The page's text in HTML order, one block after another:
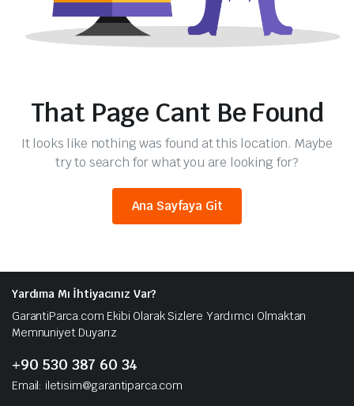
That Page Cant Be Found
It looks like nothing was found at this location. Maybe
try to search for what you are looking for?
Ana Sayfaya Git
Yardıma Mı İhtiyacınız Var?
GarantiParca.com Ekibi Olarak Sizlere Yardımcı Olmaktan
Memnuniyet Duyarız
+90 530 387 60 34
Email: iletisim@garantiparca.com